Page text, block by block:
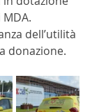
dell’utilità
donazione.